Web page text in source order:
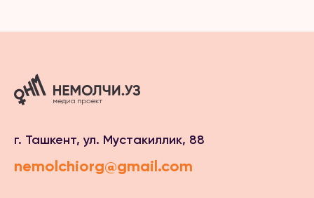
г. Ташкент, ул. Мустакиллик, 88
nemolchiorg@gmail.com